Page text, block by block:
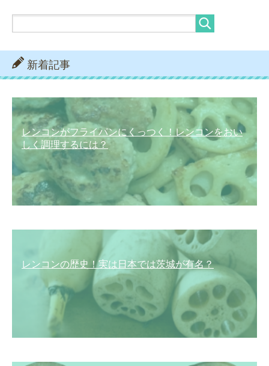
新着記事
レンコンがフライパンにくっつく！レンコンをおい
しく調理するには？
レンコンの歴史！実は日本では茨城が有名？